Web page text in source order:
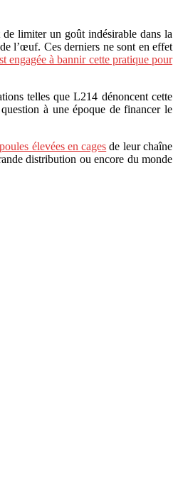
limiter un goût indésirable dans la
l’œuf. Ces derniers ne sont en effet
engagée à bannir cette pratique pour
telles que L214 dénoncent cette
à une époque de financer le
élevées en cages de leur chaîne
distribution ou encore du monde